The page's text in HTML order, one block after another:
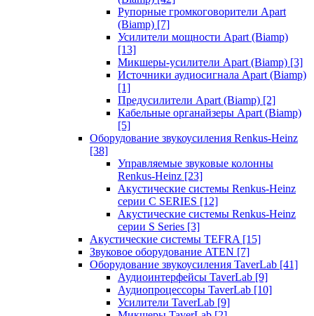
Рупорные громкоговорители Apart
(Biamp) [7]
Усилители мощности Apart (Biamp)
[13]
Микшеры-усилители Apart (Biamp) [3]
Источники аудиосигнала Apart (Biamp)
[1]
Предусилители Apart (Biamp) [2]
Кабельные органайзеры Apart (Biamp)
[5]
Оборудование звукоусиления Renkus-Heinz
[38]
Управляемые звуковые колонны
Renkus-Heinz [23]
Акустические системы Renkus-Heinz
серии C SERIES [12]
Акустические системы Renkus-Heinz
серии S Series [3]
Акустические системы TEFRA [15]
Звуковое оборудование ATEN [7]
Оборудование звукоусиления TaverLab [41]
Аудиоинтерфейсы TaverLab [9]
Аудиопроцессоры TaverLab [10]
Усилители TaverLab [9]